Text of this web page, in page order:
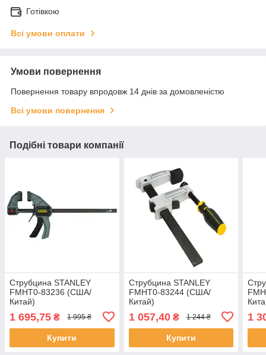
Готівкою
Всі умови оплати
Умови повернення
Повернення товару впродовж 14 днів за домовленістю
Всі умови повернення
Подібні товари компанії
Струбцина STANLEY
FMHT0-83236 (США/
Китай)
1 695,75 ₴ 1 995 ₴
Купити
Струбцина STANLEY
FMHT0-83244 (США/
Китай)
1 057,40₴ 1 244 ₴
Купити
1